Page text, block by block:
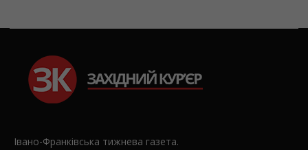
Івано-Франківська тижнева газета.